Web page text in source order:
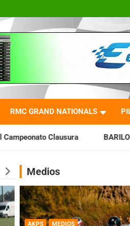
RMC GRAND NATIONALS
BARILOCHENSE: Preparan
Medios
AKPS MEDIOS